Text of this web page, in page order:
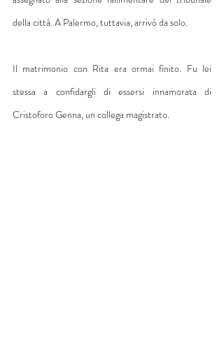
della città. A Palermo, tuttavia, arrivò da solo.
Il matrimonio con Rita era ormai finito. Fu lei
stessa a confidargli di essersi innamorata di
Cristoforo Genna, un collega magistrato.